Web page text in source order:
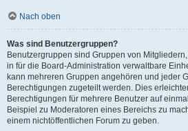
Nach oben
Was sind Benutzergruppen?
Benutzergruppen sind Gruppen von
in für die Board-Administration verwaltbare
kann mehreren Gruppen angehören und jeder
Berechtigungen zugeteilt werden. Dies
Berechtigungen für mehrere Benutzer auf
Beispiel zu Moderatoren eines Bereichs zu
einem nichtöffentlichen Forum zu geben.